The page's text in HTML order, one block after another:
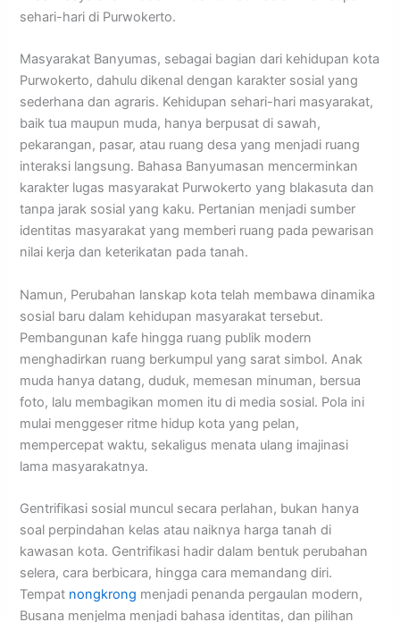
sehari-hari di Purwokerto.
Masyarakat Banyumas, sebagai bagian dari kehidupan kota
Purwokerto, dahulu dikenal dengan karakter sosial yang
sederhana dan agraris. Kehidupan sehari-hari masyarakat,
baik tua maupun muda, hanya berpusat di sawah,
pekarangan, pasar, atau ruang desa yang menjadi ruang
interaksi langsung. Bahasa Banyumasan mencerminkan
karakter lugas masyarakat Purwokerto yang blakasuta dan
tanpa jarak sosial yang kaku. Pertanian menjadi sumber
identitas masyarakat yang memberi ruang pada pewarisan
nilai kerja dan keterikatan pada tanah.
Namun, Perubahan lanskap kota telah membawa dinamika
sosial baru dalam kehidupan masyarakat tersebut.
Pembangunan kafe hingga ruang publik modern
menghadirkan ruang berkumpul yang sarat simbol. Anak
muda hanya datang, duduk, memesan minuman, bersua
foto, lalu membagikan momen itu di media sosial. Pola ini
mulai menggeser ritme hidup kota yang pelan,
mempercepat waktu, sekaligus menata ulang imajinasi
lama masyarakatnya.
Gentrifikasi sosial muncul secara perlahan, bukan hanya
soal perpindahan kelas atau naiknya harga tanah di
kawasan kota. Gentrifikasi hadir dalam bentuk perubahan
selera, cara berbicara, hingga cara memandang diri.
Tempat nongkrong menjadi penanda pergaulan modern,
Busana menjelma menjadi bahasa identitas, dan pilihan